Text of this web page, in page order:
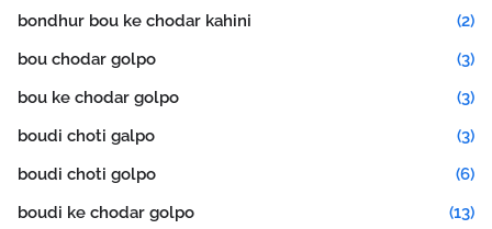
bondhur bou ke chodar kahini
(2)
bou chodar golpo
(3)
bou ke chodar golpo
(3)
boudi choti galpo
(3)
boudi choti golpo
(6)
boudi ke chodar golpo
(13)